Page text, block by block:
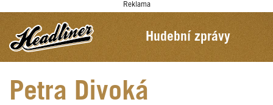
Reklama
Hudební zprávy
Petra Divoká